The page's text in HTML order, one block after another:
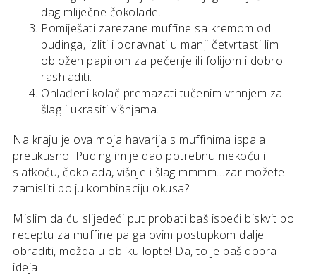
dag mliječne čokolade.
Pomiješati zarezane muffine sa kremom od
pudinga, izliti i poravnati u manji četvrtasti lim
obložen papirom za pečenje ili folijom i dobro
rashladiti.
Ohlađeni kolač premazati tučenim vrhnjem za
šlag i ukrasiti višnjama.
Na kraju je ova moja havarija s muffinima ispala
preukusno. Puding im je dao potrebnu mekoću i
slatkoću, čokolada, višnje i šlag mmmm…zar možete
zamisliti bolju kombinaciju okusa?!
Mislim da ću slijedeći put probati baš ispeći biskvit po
receptu za muffine pa ga ovim postupkom dalje
obraditi, možda u obliku lopte! Da, to je baš dobra
ideja.